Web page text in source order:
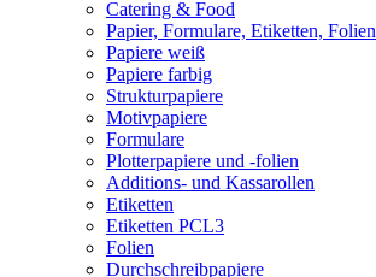
Catering & Food
Papier, Formulare, Etiketten, Folien
Papiere weiß
Papiere farbig
Strukturpapiere
Motivpapiere
Formulare
Plotterpapiere und -folien
Additions- und Kassarollen
Etiketten
Etiketten PCL3
Folien
Durchschreibpapiere